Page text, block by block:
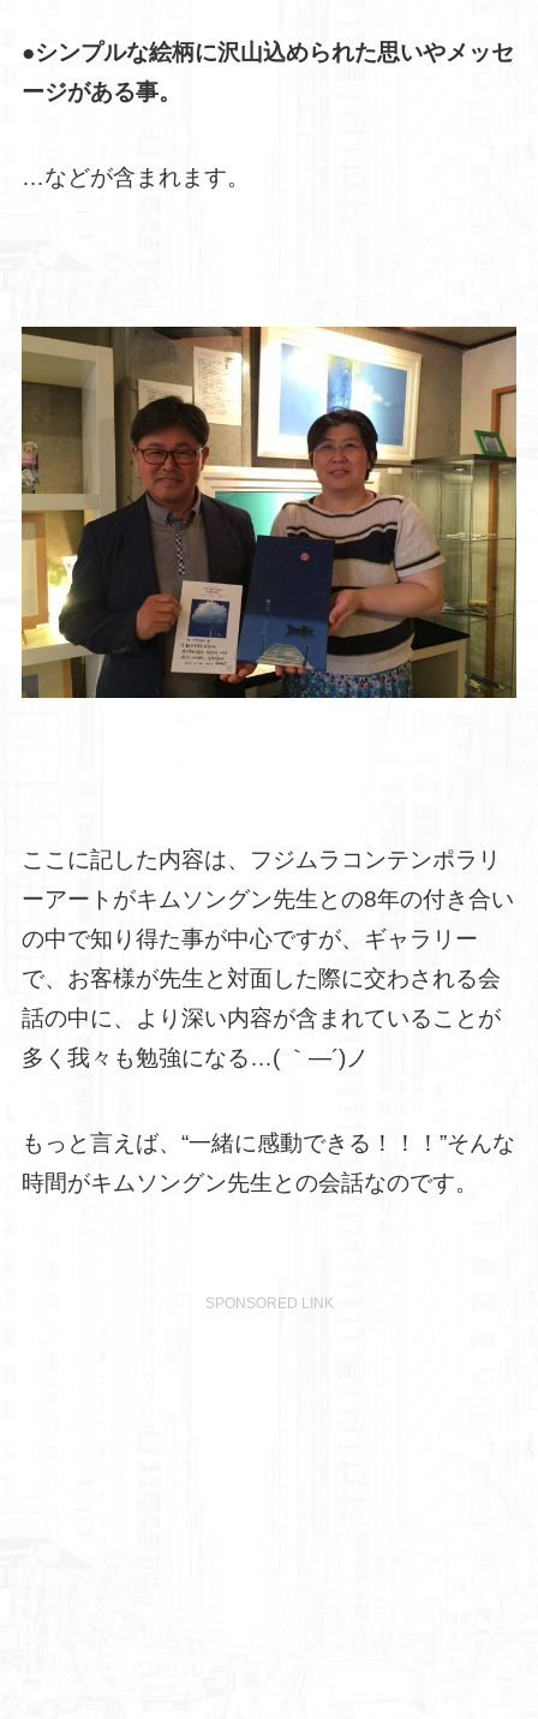
●シンプルな絵柄に沢山込められた思いやメッセ
ージがある事。
…などが含まれます。
ここに記した内容は、フジムラコンテンポラリ
ーアートがキムソングン先生との8年の付き合い
の中で知り得た事が中心ですが、ギャラリー
で、お客様が先生と対面した際に交わされる会
話の中に、より深い内容が含まれていることが
多く我々も勉強になる…( ｀―´)ノ
もっと言えば、“一緒に感動できる！！！”そんな
時間がキムソングン先生との会話なのです。
SPONSORED LINK